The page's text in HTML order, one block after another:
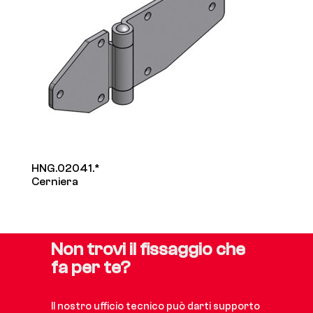
HNG.02041.*
Cerniera
Non trovi il fissaggio che
fa per te?
Il nostro ufficio tecnico può darti supporto